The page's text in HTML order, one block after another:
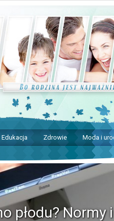
Edukacja Zdrowie Moda i
płodu?